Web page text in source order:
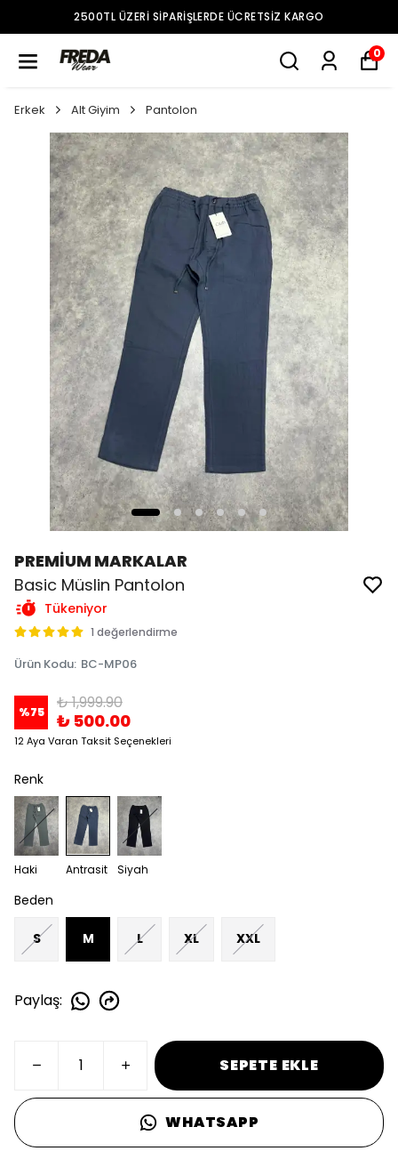
2500TL ÜZERI SIPARIŞLERDE ÜCRETSIZ KARGO
0
Erkek Alt Giyim Pantolon
PREMİUM MARKALAR
Basic Müslin Pantolon
Tükeniyor
1 değerlendirme
Ürün Kodu: BC-MP06
%75 ₺ 1,999.90
₺ 500.00
12 Aya Varan Taksit Seçenekleri
Renk
Haki Antrasit Siyah
Beden
S M L XL XXL
Paylaş:
SEPETE EKLE
WHATSAPP